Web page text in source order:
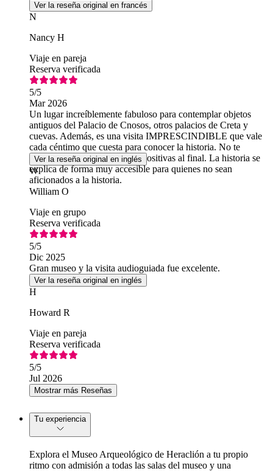
Ver la reseña original en francés
N
Nancy H
Viaje en pareja
Reserva verificada
5/5
Mar 2026
Un lugar increíblemente fabuloso para contemplar objetos
antiguos del Palacio de Cnosos, otros palacios de Creta y
cuevas. Además, es una visita IMPRESCINDIBLE que vale
cada céntimo que cuesta para conocer la historia. No te
pierdas la presentación de diapositivas al final. La historia se
explica de forma muy accesible para quienes no sean
aficionados a la historia.
Ver la reseña original en inglés
W
William O
Viaje en grupo
Reserva verificada
5/5
Dic 2025
Gran museo y la visita audioguiada fue excelente.
Ver la reseña original en inglés
H
Howard R
Viaje en pareja
Reserva verificada
5/5
Jul 2026
Mostrar más Reseñas
Tu experiencia
Explora el Museo Arqueológico de Heraclión a tu propio
ritmo con admisión a todas las salas del museo y una